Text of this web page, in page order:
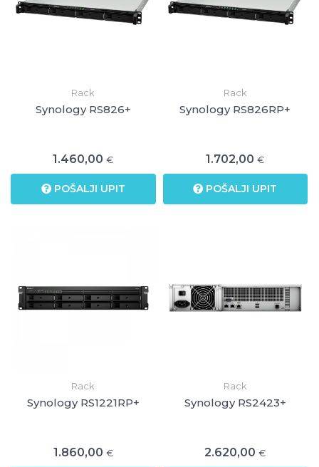
Rack
Synology RS826+
1.460,00€
POŠALJI UPIT
Rack
Synology RS826RP+
1.702,00€
POŠALJI UPIT
Rack
Synology RS1221RP+
1.860,00 €
Rack
Synology RS2423+
2.620,00€